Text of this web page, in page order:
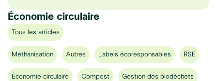
Économie circulaire
Tous les articles
Méthanisation Autres Labels écoresponsables RSE
Économie circulaire Compost Gestion des biodéchets